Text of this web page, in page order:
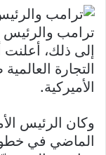
ترامب
إلى ذلك،
التجارة
الأميركية.
وكان الرئيس
الماضي في